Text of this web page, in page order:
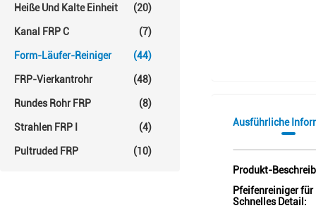
Heiße Und Kalte Einheit (20)
Kanal FRP C (7)
Form-Läufer-Reiniger (44)
FRP-Vierkantrohr (48)
Rundes Rohr FRP (8)
Strahlen FRP I (4)
Pultruded FRP (10)
Ausführliche
Produkt-
Pfeifenreiniger
Schnelles Detail: